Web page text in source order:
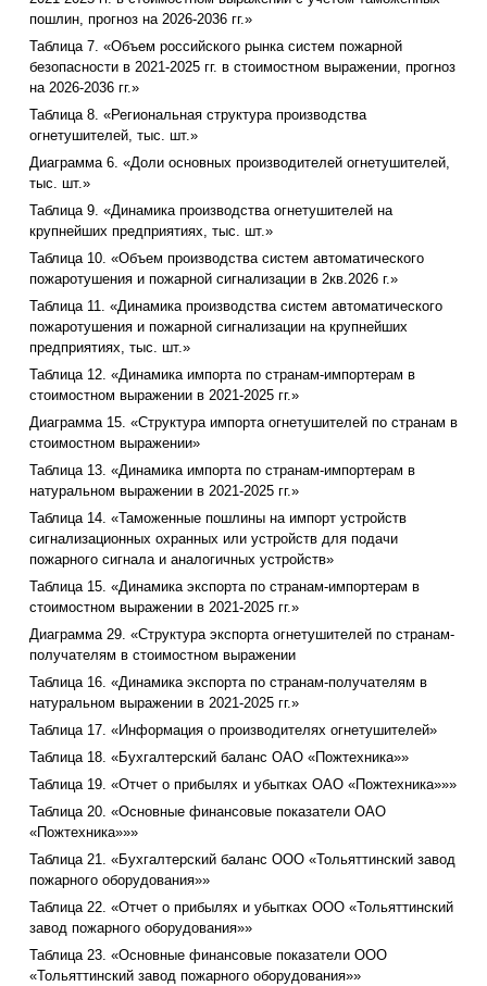
пошлин, прогноз на 2026-2036 гг.»
Таблица 7. «Объем российского рынка систем пожарной
безопасности в 2021-2025 гг. в стоимостном выражении, прогноз
на 2026-2036 гг.»
Таблица 8. «Региональная структура производства
огнетушителей, тыс. шт.»
Диаграмма 6. «Доли основных производителей огнетушителей,
тыс. шт.»
Таблица 9. «Динамика производства огнетушителей на
крупнейших предприятиях, тыс. шт.»
Таблица 10. «Объем производства систем автоматического
пожаротушения и пожарной сигнализации в 2кв.2026 г.»
Таблица 11. «Динамика производства систем автоматического
пожаротушения и пожарной сигнализации на крупнейших
предприятиях, тыс. шт.»
Таблица 12. «Динамика импорта по странам-импортерам в
стоимостном выражении в 2021-2025 гг.»
Диаграмма 15. «Структура импорта огнетушителей по странам в
стоимостном выражении»
Таблица 13. «Динамика импорта по странам-импортерам в
натуральном выражении в 2021-2025 гг.»
Таблица 14. «Таможенные пошлины на импорт устройств
сигнализационных охранных или устройств для подачи
пожарного сигнала и аналогичных устройств»
Таблица 15. «Динамика экспорта по странам-импортерам в
стоимостном выражении в 2021-2025 гг.»
Диаграмма 29. «Структура экспорта огнетушителей по странам-
получателям в стоимостном выражении
Таблица 16. «Динамика экспорта по странам-получателям в
натуральном выражении в 2021-2025 гг.»
Таблица 17. «Информация о производителях огнетушителей»
Таблица 18. «Бухгалтерский баланс ОАО «Пожтехника»»
Таблица 19. «Отчет о прибылях и убытках ОАО «Пожтехника»»»
Таблица 20. «Основные финансовые показатели ОАО
«Пожтехника»»»
Таблица 21. «Бухгалтерский баланс ООО «Тольяттинский завод
пожарного оборудования»»
Таблица 22. «Отчет о прибылях и убытках ООО «Тольяттинский
завод пожарного оборудования»»
Таблица 23. «Основные финансовые показатели ООО
«Тольяттинский завод пожарного оборудования»»